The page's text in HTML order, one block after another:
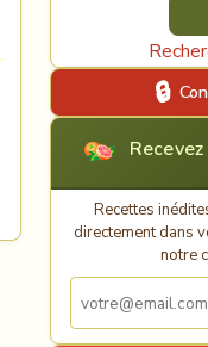
Recettes
directement dans
notre